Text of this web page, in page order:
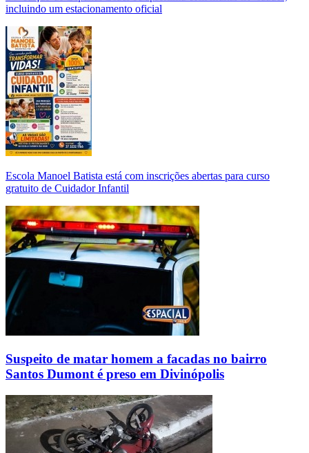
incluindo um estacionamento oficial
Escola Manoel Batista está com inscrições abertas para curso
gratuito de Cuidador Infantil
Suspeito de matar homem a facadas no bairro
Santos Dumont é preso em Divinópolis